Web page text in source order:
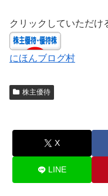
クリックしていただけ
にほんブログ村
株主優待
X
LINE